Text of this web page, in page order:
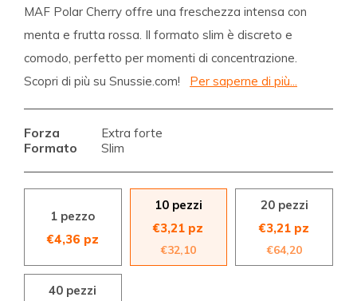
MAF Polar Cherry offre una freschezza intensa con
menta e frutta rossa. Il formato slim è discreto e
comodo, perfetto per momenti di concentrazione.
Scopri di più su Snussie.com!
Per saperne di più...
Forza Extra forte
Formato Slim
1 pezzo
€4,36 pz
10 pezzi
€3,21 pz
€32,10
20 pezzi
€3,21 pz
€64,20
40 pezzi